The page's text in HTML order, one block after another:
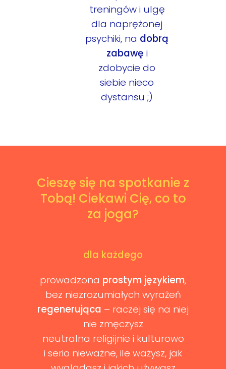
treningów i ulgę
dla naprężonej
psychiki, na dobrą
zabawę i
zdobycie do
siebie nieco
dystansu ;)
Cieszę się na spotkanie z
Tobą! Ciekawi Cię, co to
za joga?
dla każdego
prowadzona prostym językiem,
bez niezrozumiałych wyrażeń
regenerująca – raczej się na niej
nie zmęczysz
neutralna religijnie i kulturowo
i serio nieważne, ile ważysz, jak